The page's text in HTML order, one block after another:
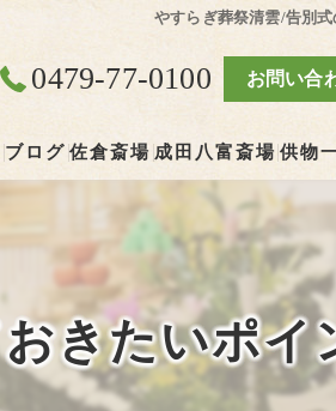
やすらぎ葬祭清雲/告別
0479-77-0100 お問い合
ブログ 佐倉斎場 成田八富斎場 供物
きたいポイ